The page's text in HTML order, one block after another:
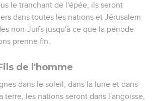
le tranchant de l'épée, ils seront
dans toutes les nations et Jérusalem
non-Juifs jusqu'à ce que la période
prenne fin.
de l'homme
dans le soleil, dans la lune et dans
terre, les nations seront dans l'angoisse,